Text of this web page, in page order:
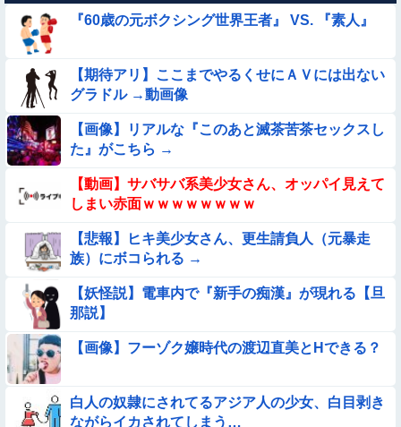
【動画】ピザ屋のバイト女、クッソせこい『ツマミ食い』をし
て炎上
【動画】野犬の群れに襲われた男性、とんでもない方法で制圧
するｗｗｗｗｗｗｗ
【動画】町の中華料理屋さん、娘の採用で人気店になってしま
う
【動画】南米系のデカパイぽっちゃり女さん、配信がヱ口すぎ
ｗｗｗｗｗｗｗ
ろ！飛ぶぞ」
【動画】アンドロイドみたいな女子小学生が発見される
【参考画像】脱がしたら『残念オッパイ』を褒める時の模範解
【動画あり】ボーイッシュ美少女「どうしたん？おっぱい揉
む？❤」
★★同格のように語られてるけど実際は『雲泥の差』があるも
のと言えば？
『60歳の元ボクシング世界王者』 VS. 『素人』
【期待アリ】ここまでやるくせにＡＶには出ない
グラドル →動画像
【画像】リアルな『このあと滅茶苦茶セックスし
た』がこちら →
【動画】サバサバ系美少女さん、オッパイ見えて
しまい赤面ｗｗｗｗｗｗｗｗ
【悲報】ヒキ美少女さん、更生請負人（元暴走
族）にボコられる →
【妖怪説】電車内で『新手の痴漢』が現れる【旦
那説】
【画像】フーゾク嬢時代の渡辺直美とHできる？
白人の奴隷にされてるアジア人の少女、白目剥き
ながらイカされてしまう…